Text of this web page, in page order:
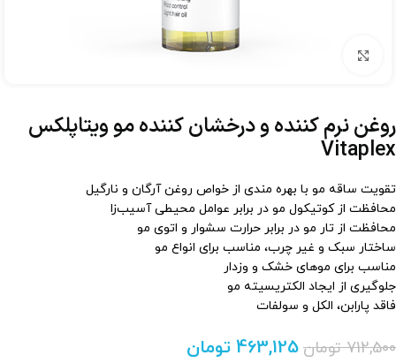
برای بزرگنمایی کلیک کنید
روغن نرم کننده و درخشان کننده مو ویتاپلکس
Vitaplex
تقویت ساقه مو با بهره مندی از خواص روغن آرگان و نارگیل
محافظت از کوتیکول مو در برابر عوامل محیطی آسیب‌زا
محافظت از تار مو در برابر حرارت سشوار و اتوی مو
ساختار سبک و غیر چرب، مناسب برای انواع مو
مناسب برای موهای خشک و وزدار
جلوگیری از ایجاد الکتریسیته مو
فاقد پارابن، الکل و سولفات
712,500 تومان 463,125 تومان